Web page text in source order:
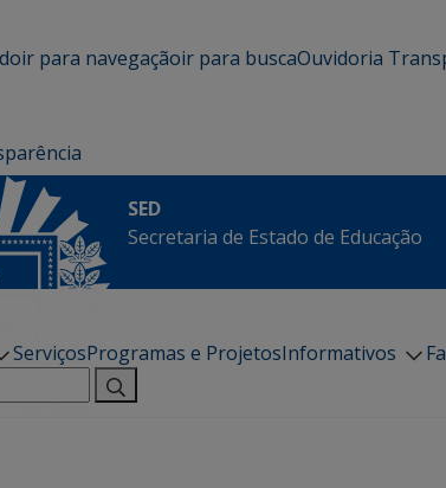
ir para navegaçãoir para buscaOuvidoria
SED
Secretaria de Estado de Educação
ServiçosProgramas e ProjetosInformativos